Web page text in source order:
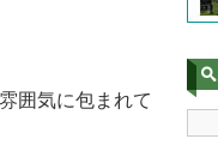
囲気に包まれて